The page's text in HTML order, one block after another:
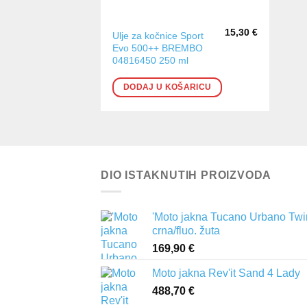
Ulje za kočnice Sport
Evo 500++ BREMBO
04816450 250 ml
15,30€
DODAJ U KOŠARICU
DIO ISTAKNUTIH PROIZVODA
'Moto jakna Tucano Urbano
crna/fluo. žuta
169,90 €
Moto jakna Rev'it Sand 4 Lady
488,70 €